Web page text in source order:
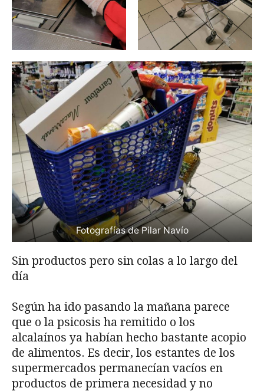
Fotografías de Pilar Navío
Sin productos pero sin colas a lo largo del
día
Según ha ido pasando la mañana parece
que o la psicosis ha remitido o los
alcalaínos ya habían hecho bastante acopio
de alimentos. Es decir, los estantes de los
supermercados permanecían vacíos en
productos de primera necesidad y no